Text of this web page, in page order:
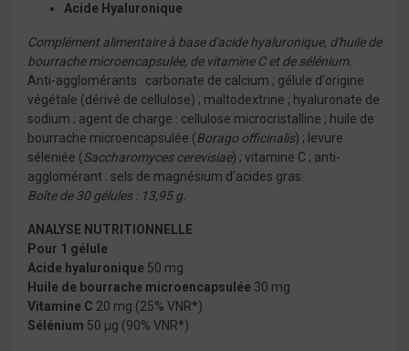
Acide Hyaluronique
Complément alimentaire à base d'acide hyaluronique, d'huile de
bourrache microencapsulée, de vitamine C et de sélénium.
Anti-agglomérants : carbonate de calcium ; gélule d'origine
végétale (dérivé de cellulose) ; maltodextrine ; hyaluronate de
sodium ; agent de charge : cellulose microcristalline ; huile de
bourrache microencapsulée (Borago officinalis) ; levure
séleniée (Saccharomyces cerevisiae) ; vitamine C ; anti-
agglomérant : sels de magnésium d’acides gras.
Boîte de 30 gélules : 13,95 g.
ANALYSE NUTRITIONNELLE
Pour 1 gélule
Acide hyaluronique 50 mg
Huile de bourrache microencapsulée 30 mg
Vitamine C 20 mg (25% VNR*)
Sélénium 50 µg (90% VNR*)